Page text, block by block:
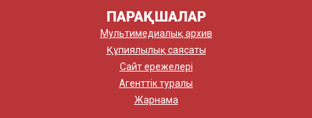
ПАРАҚШАЛАР
Мультимедиалық архив
Құпиялылық саясаты
Сайт ережелері
Агенттік туралы
Жарнама